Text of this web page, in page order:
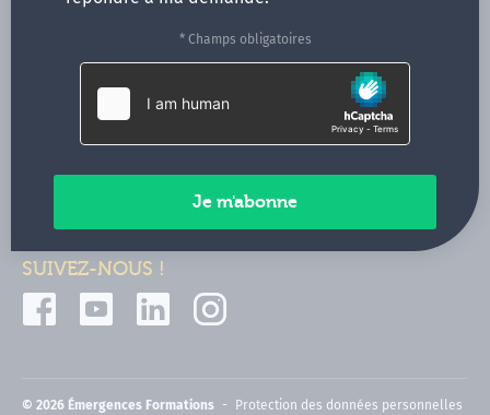
* Champs obligatoires
35000 Rennes
02 99 05 25 47
Contactez-nous
Paiements sécurisés
SUIVEZ-NOUS !
© 2026 Émergences Formations
Protection des données personnelles